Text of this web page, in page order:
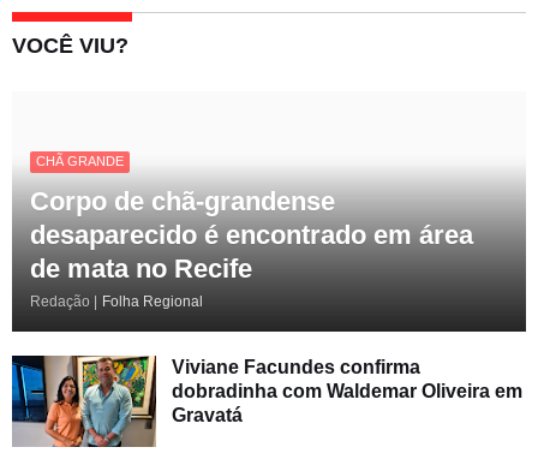
VOCÊ VIU?
CHÃ GRANDE
Corpo de chã-grandense
desaparecido é encontrado em área
de mata no Recife
Redação | Folha Regional
Viviane Facundes confirma
dobradinha com Waldemar Oliveira em
Gravatá